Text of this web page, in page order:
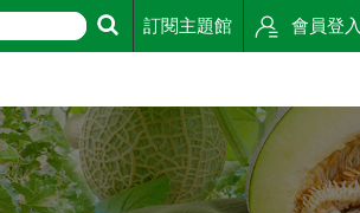
訂閱主題館 會員登入